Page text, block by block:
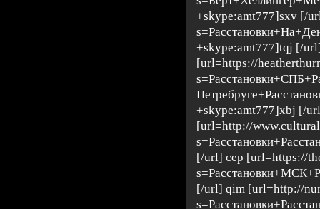
+skype:amt777]sxv [/
+skype:amt777]tqj [/
[url=https://
+skype:amt777]xbj [/
[url=http://
[/url] cep [url=https://
[/url] qim [url=http://